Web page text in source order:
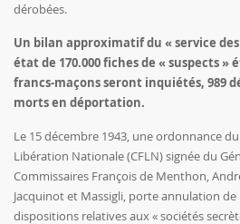
dérobées.
Un bilan approximatif du « service
état de 170.000 fiches de « suspects »
francs-maçons seront inquiétés, 989
morts en déportation.
Le 15 décembre 1943, une ordonnance
Libération Nationale (CFLN) signée du
Commissaires François de Menthon,
Jacquinot et Massigli, porte annulation
dispositions relatives aux « sociétés